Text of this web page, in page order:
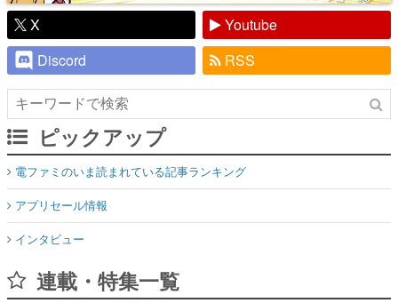
X
Youtube
Discord
RSS
ピックアップ
電ファミのいま読まれている記事ランキング
アプリセール情報
インタビュー
連載・特集一覧